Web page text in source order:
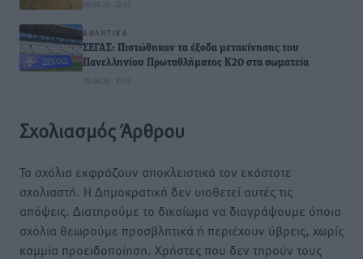
08.08.26 · 12:00
ΑΘΛΗΤΙΚΆ
ΣΕΓΑΣ: Πιστώθηκαν τα έξοδα μετακίνησης του
Πανελληνίου Πρωταθλήματος Κ20 στα σωματεία
08.08.26 · 10:51
Σχολιασμός Άρθρου
Τα σχόλια εκφράζουν αποκλειστικά τον εκάστοτε
σχολιαστή. Η Δημοκρατική δεν υιοθετεί αυτές τις
απόψεις. Διατηρούμε το δικαίωμα να διαγράψουμε όποια
σχόλια θεωρούμε προσβλητικά ή περιέχουν ύβρεις, χωρίς
καμμία προειδοποίηση. Χρήστες που δεν τηρούν τους